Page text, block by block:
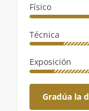
Físico
Técnica
Exposición
Gradúa la